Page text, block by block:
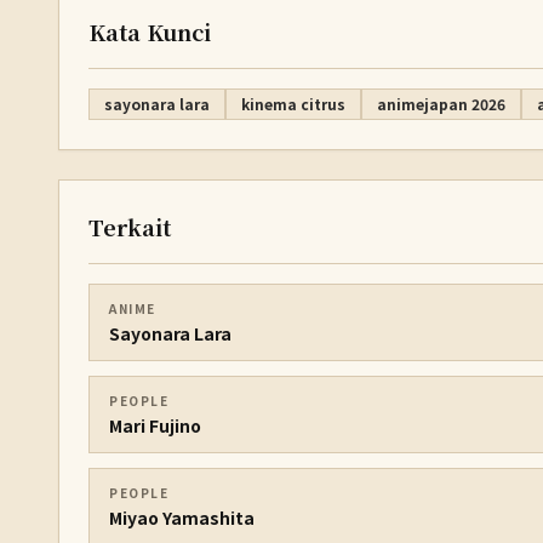
Kata Kunci
sayonara lara kinema citrus animejapan 2026
Terkait
ANIME
Sayonara Lara
PEOPLE
Mari Fujino
PEOPLE
Miyao Yamashita